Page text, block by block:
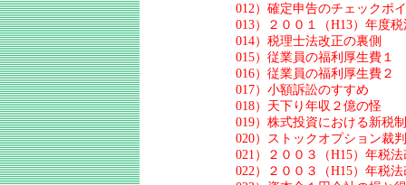
012）確定申告のチェックポ
013）２００１（H13）年度
014）税理士法改正の裏側
015）従業員の福利厚生費１
016）従業員の福利厚生費２
017）小額訴訟のすすめ
018）天下り年収２億の怪
019）株式投資における新税制
020）ストックオプション裁
021）２００３（H15）年税
022）２００３（H15）年税